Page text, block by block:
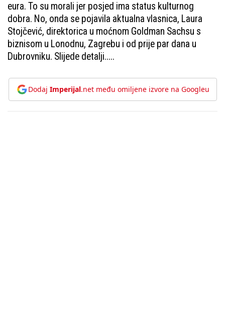
eura. To su morali jer posjed ima status kulturnog
dobra. No, onda se pojavila aktualna vlasnica, Laura
Stojčević, direktorica u moćnom Goldman Sachsu s
biznisom u Lonodnu, Zagrebu i od prije par dana u
Dubrovniku. Slijede detalji.....
Dodaj Imperijal.net među omiljene izvore na Googleu